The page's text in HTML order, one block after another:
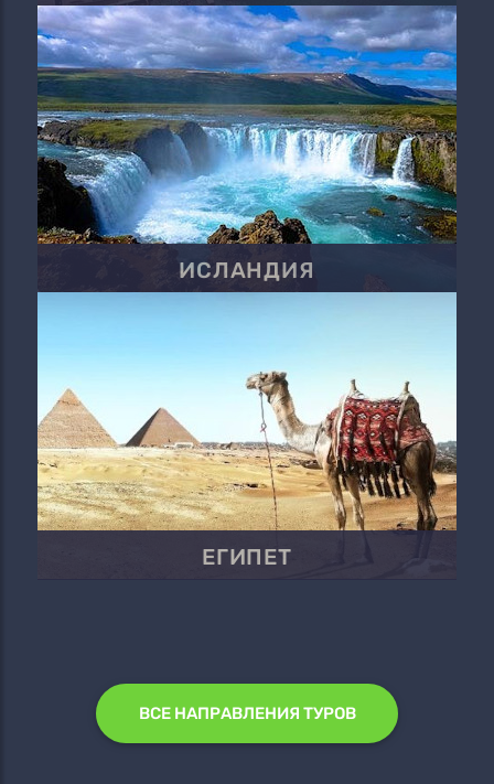
ИСЛАНДИЯ
ЕГИПЕТ
ВСЕ НАПРАВЛЕНИЯ ТУРОВ